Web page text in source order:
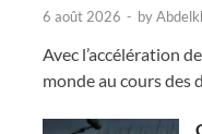
6 août 2026 - by
Avec l’accélération
monde au cours des